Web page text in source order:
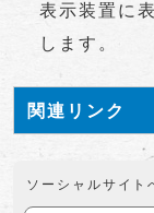
表示装置に
します。
関連リンク
ソーシャルサイト